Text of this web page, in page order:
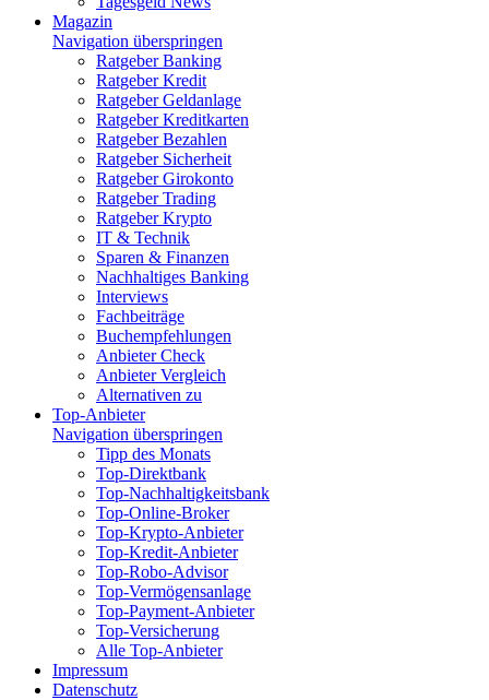
Magazin
Navigation überspringen
Ratgeber Banking
Ratgeber Kredit
Ratgeber Geldanlage
Ratgeber Kreditkarten
Ratgeber Bezahlen
Ratgeber Sicherheit
Ratgeber Girokonto
Ratgeber Trading
Ratgeber Krypto
IT & Technik
Sparen & Finanzen
Nachhaltiges Banking
Interviews
Fachbeiträge
Buchempfehlungen
Anbieter Check
Anbieter Vergleich
Alternativen zu
Top-Anbieter
Navigation überspringen
Tipp des Monats
Top-Direktbank
Top-Nachhaltigkeitsbank
Top-Online-Broker
Top-Krypto-Anbieter
Top-Kredit-Anbieter
Top-Robo-Advisor
Top-Vermögensanlage
Top-Payment-Anbieter
Top-Versicherung
Alle Top-Anbieter
Impressum
Datenschutz